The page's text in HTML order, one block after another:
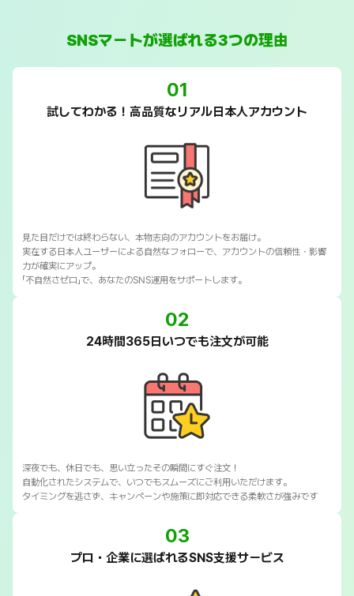
SNSマートが選ばれる3つの理由
01
試してわかる！高品質なリアル日本人アカウント
見た目だけでは終わらない、本物志向のアカウントをお届け。
実在する日本人ユーザーによる自然なフォローで、アカウントの信頼性・影響
力が確実にアップ。
「不自然さゼロ」で、あなたのSNS運用をサポートします。
02
24時間365日いつでも注文が可能
深夜でも、休日でも、思い立ったその瞬間にすぐ注文！
自動化されたシステムで、いつでもスムーズにご利用いただけます。
タイミングを逃さず、キャンペーンや施策に即対応できる柔軟さが強みです
03
プロ・企業に選ばれるSNS支援サービス